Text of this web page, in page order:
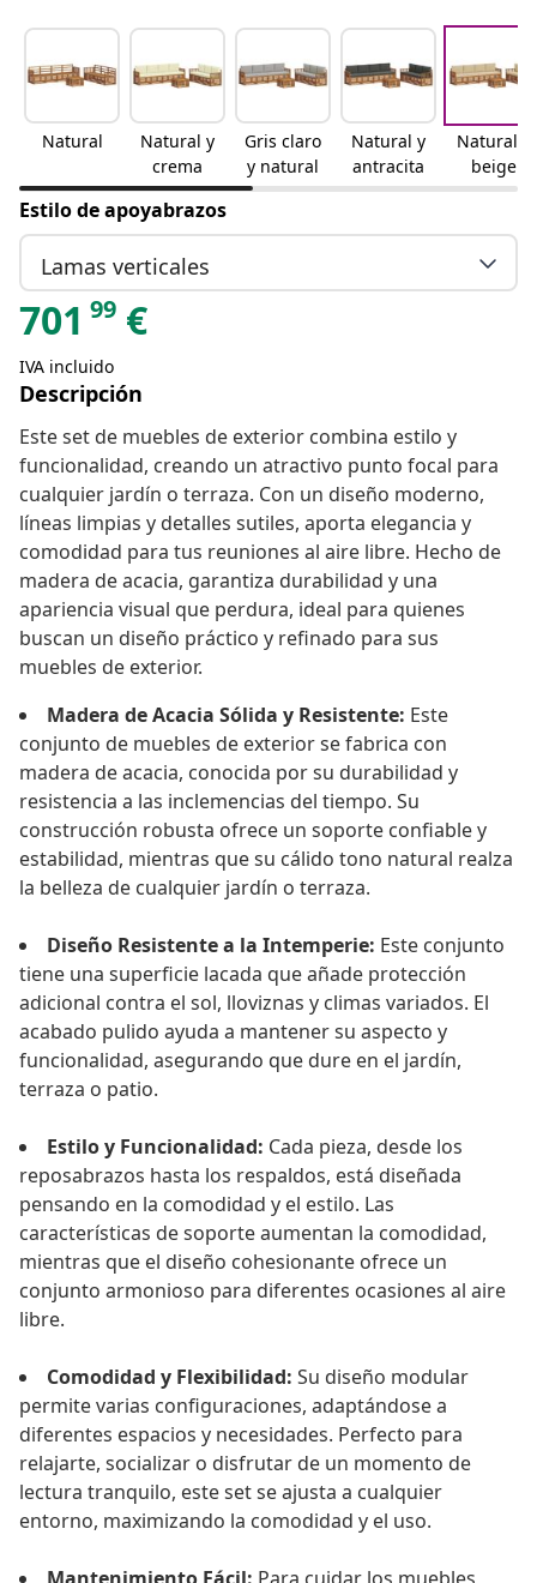
Natural
Natural y
crema
Gris claro
y natural
Natural y
antracita
Natural y
beige
Estilo de apoyabrazos
Lamas verticales
701 99 €
IVA incluido
Descripción
Este set de muebles de exterior combina estilo y
funcionalidad, creando un atractivo punto focal para
cualquier jardín o terraza. Con un diseño moderno,
líneas limpias y detalles sutiles, aporta elegancia y
comodidad para tus reuniones al aire libre. Hecho de
madera de acacia, garantiza durabilidad y una
apariencia visual que perdura, ideal para quienes
buscan un diseño práctico y refinado para sus
muebles de exterior.
Madera de Acacia Sólida y Resistente: Este
conjunto de muebles de exterior se fabrica con
madera de acacia, conocida por su durabilidad y
resistencia a las inclemencias del tiempo. Su
construcción robusta ofrece un soporte confiable y
estabilidad, mientras que su cálido tono natural realza
la belleza de cualquier jardín o terraza.
Diseño Resistente a la Intemperie: Este conjunto
tiene una superficie lacada que añade protección
adicional contra el sol, lloviznas y climas variados. El
acabado pulido ayuda a mantener su aspecto y
funcionalidad, asegurando que dure en el jardín,
terraza o patio.
Estilo y Funcionalidad: Cada pieza, desde los
reposabrazos hasta los respaldos, está diseñada
pensando en la comodidad y el estilo. Las
características de soporte aumentan la comodidad,
mientras que el diseño cohesionante ofrece un
conjunto armonioso para diferentes ocasiones al aire
libre.
Comodidad y Flexibilidad: Su diseño modular
permite varias configuraciones, adaptándose a
diferentes espacios y necesidades. Perfecto para
relajarte, socializar o disfrutar de un momento de
lectura tranquilo, este set se ajusta a cualquier
entorno, maximizando la comodidad y el uso.